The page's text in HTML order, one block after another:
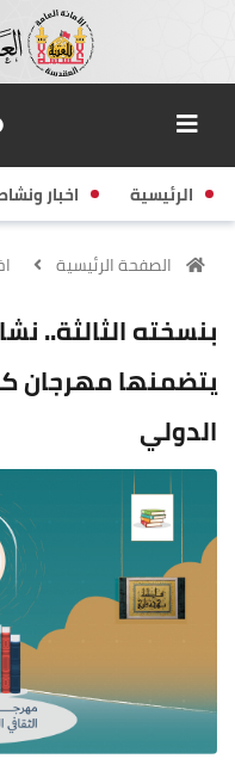
الرئيسية اخبار
الصفحة الرئيسية
بنسخته الثالثة..
يتضمنها مهرجان
الدولي